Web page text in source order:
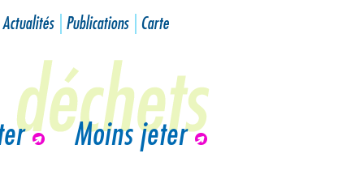
Actualités Publications Carte
Moins jeter